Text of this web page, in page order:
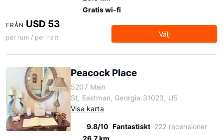
Gratis wi-fi
FRÅN USD 53
per rum / per natt Välj
Peacock Place
5207 Main
St, Eastman, Georgia 31023, US
Visa karta
9.8/10 Fantastiskt 222 recensioner
26.7 km